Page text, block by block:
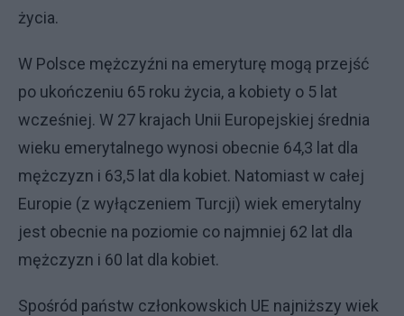
życia.
W Polsce mężczyźni na emeryturę mogą przejść
po ukończeniu 65 roku życia, a kobiety o 5 lat
wcześniej. W 27 krajach Unii Europejskiej średnia
wieku emerytalnego wynosi obecnie 64,3 lat dla
mężczyzn i 63,5 lat dla kobiet. Natomiast w całej
Europie (z wyłączeniem Turcji) wiek emerytalny
jest obecnie na poziomie co najmniej 62 lat dla
mężczyzn i 60 lat dla kobiet.
Spośród państw członkowskich UE najniższy wiek